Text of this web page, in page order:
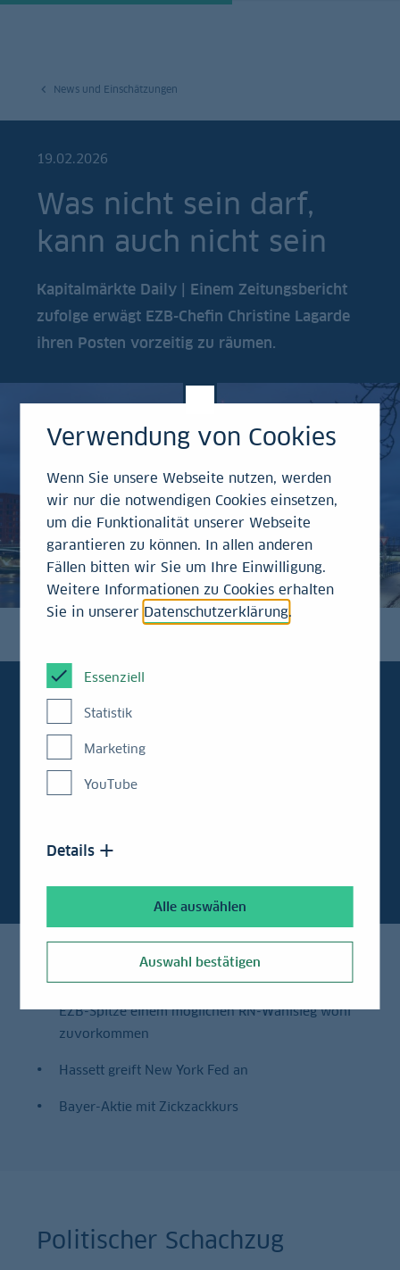
News und Einschätzungen
19.02.2026
Was nicht sein darf,
kann auch nicht sein
Kapitalmärkte Daily | Einem Zeitungsbericht
zufolge erwägt EZB-Chefin Christine Lagarde
ihren Posten vorzeitig zu räumen.
Immer aktuell
informiert:
EZB-Spitze einem möglichen RN-Wahlsieg wohl
zuvorkommen
Hassett greift New York Fed an
Bayer-Aktie mit Zickzackkurs
Politischer Schachzug
Verwendung von Cookies
Wenn Sie unsere Webseite nutzen, werden
wir nur die notwendigen Cookies einsetzen,
um die Funktionalität unserer Webseite
garantieren zu können. In allen anderen
Fällen bitten wir Sie um Ihre Einwilligung.
Weitere Informationen zu Cookies erhalten
Sie in unserer Datenschutzerklärung.
Essenziell
Statistik
Marketing
YouTube
Details
Alle auswählen
Auswahl bestätigen